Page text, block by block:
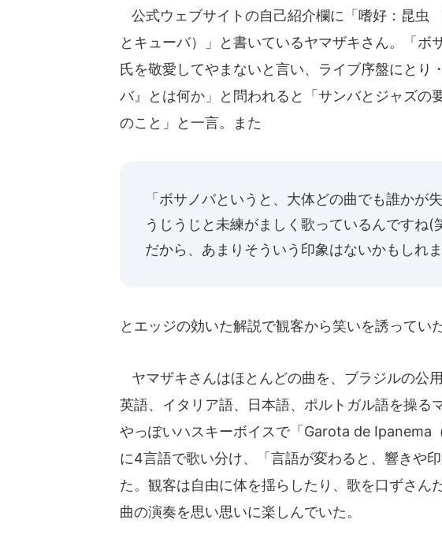
公式ウェブサイトの自己紹介欄に「嗜好：昆
とキューバ）」と書いているヤマザキさん。「ボ
氏を敬愛してやまないと言い、ライブ序盤にとり
バ』とは何か」と問われると「サンバとジャズの
のこと」と一言。また
「ボサノバというと、大体どの曲でも誰かが
うじうじと未練がましく歌っているんですね
だから、あまりそういう印象はないかもしれま
とエッジの効いた解説で観客から笑いを誘っていた
ヤマザキさんはほとんどの曲を、ブラジルの公
英語、イタリア語、日本語、ポルトガル語を操る
やっぽいハスキーボイスで「Garota de Ipanema
に4言語で歌い分け、「言語が変わると、響きや
た。観客は自由に体を揺らしたり、歌を口ずさん
曲の演奏を思い思いに楽しんでいた。